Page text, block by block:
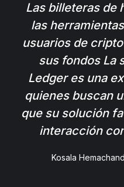
Las billeteras de
las
usuarios de
sus fondos La
Ledger es una
quienes buscan
que su solución
interacción
Kosala